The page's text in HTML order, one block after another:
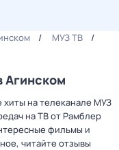
МУЗ ТВ
Агинском
хиты на телеканале МУЗ
на ТВ от Рамблер
фильмы и
читайте отзывы